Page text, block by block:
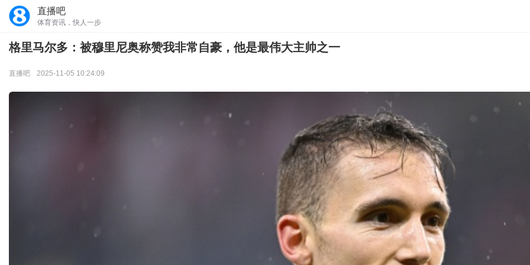
直播吧
体育资讯，快人一步
格里马尔多：被穆里尼奥称赞我非常自豪，他是最伟大主帅之一
直播吧 2025-11-05 10:24:09